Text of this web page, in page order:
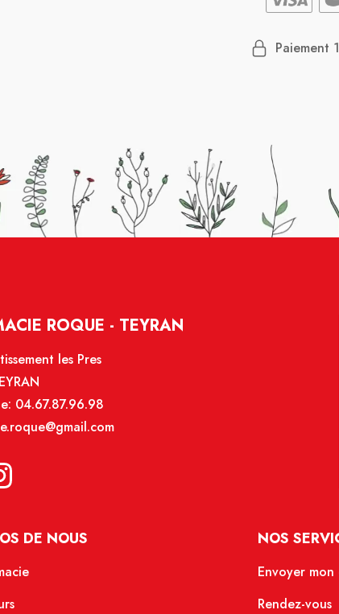
Paiement
ROQUE - TEYRAN
les Pres
04.67.87.96.98
DE NOUS NOS
Envoyer
Rendez-vous